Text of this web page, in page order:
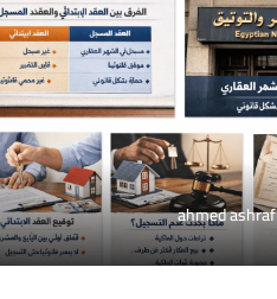
ahmed ashraf